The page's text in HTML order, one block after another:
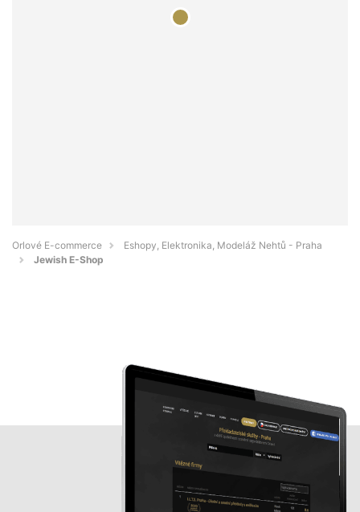
Orlové E-commerce
Eshopy, Elektronika, Modeláž Nehtů - Praha
Jewish E-Shop